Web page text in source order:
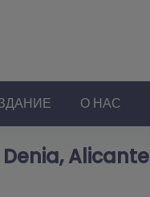
О НАС
Alicante